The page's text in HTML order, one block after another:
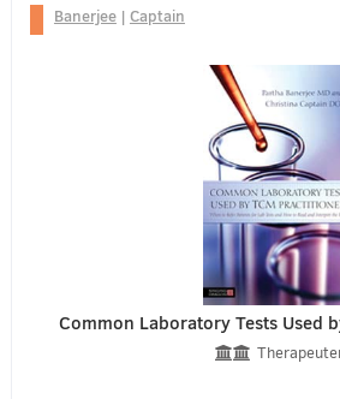
Banerjee| Captain
Common Laboratory Tests Used